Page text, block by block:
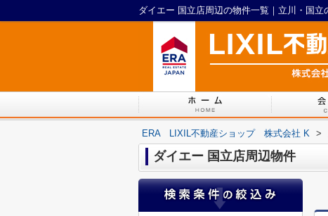
ERA LIXIL不動産ショップ 株式会社 K >
ダイエー 国立店周辺物件